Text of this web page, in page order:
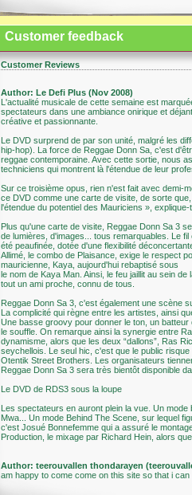
Customer feedback
Customer Reviews
Author: Le Defi Plus (Nov 2008)
L'actualité musicale de cette semaine est
spectateurs dans une ambiance onirique et
créative et passionnante.
Le DVD surprend de par son unité, malgré les
hip-hop). La force de Reggae Donn Sa, c'est
reggae contemporaine. Avec cette sortie, nous
techniciens qui montrent là l'étendue de leur
Sur ce troisième opus, rien n'est fait avec demi-
ce DVD comme une carte de visite, de sorte
l'étendue du potentiel des Mauriciens »,
Plus qu'une carte de visite, Reggae Donn Sa 3
de lumières, d'images... tous remarquables. Le
été peaufinée, dotée d'une flexibilité
Allimé, le combo de Plaisance, exige le respect
mauricienne, Kaya, aujourd'hui rebaptisé sous
le nom de Kaya Man. Ainsi, le feu jaillit au sein
tout un ami proche, connu de tous.
Reggae Donn Sa 3, c'est également une scène
La complicité qui règne entre les artistes, ainsi
Une basse groovy pour donner le ton, un
le souffle. On remarque ainsi la synergie entre
dynamisme, alors que les deux “dallons”, Ras
seychellois. Le seul hic, c'est que le public
Otentik Street Brothers. Les organisateurs
Reggae Donn Sa 3 sera très bientôt disponible
Le DVD de RDS3 sous la loupe
Les spectateurs en auront plein la vue. Un
Mwa... Un mode Behind The Scene, sur lequel
c'est Josué Bonnefemme qui a assuré le
Production, le mixage par Richard Hein, alors
Author: teerouvallen thondarayen
am happy to come come on this site so that i